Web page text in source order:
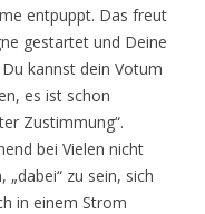
entpuppt. Das freut
gestartet und Deine
kannst dein Votum
es ist schon
Zustimmung“.
bei Vielen nicht
zu sein, sich
in einem Strom